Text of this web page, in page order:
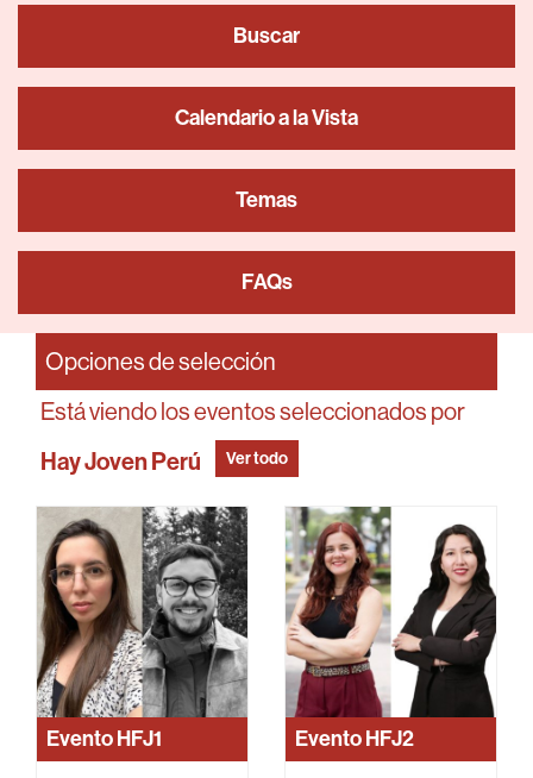
Buscar
Calendario a la Vista
Temas
FAQs
Opciones de selección
Está viendo los eventos seleccionados por
Hay Joven Perú Ver todo
EventoHFJ1 EventoHFJ2